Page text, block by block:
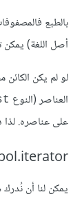
بالطبع
أصل اللغة) يمكن
لو لم يكن
العناصر (النوع
على عناصره.
يمكن لنا أن